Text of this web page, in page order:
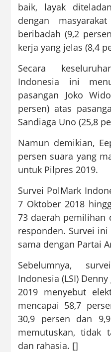
baik, layak
dengan
beribadah (9,2
kerja yang jelas (8,4
Secara
Indonesia ini
pasangan Joko
persen) atas
Sandiaga Uno (25,8
Namun demikian,
persen suara yang
untuk Pilpres 2019.
Survei PolMark
7 Oktober 2018
73 daerah pemilihan
responden. Survei
sama dengan Partai
Sebelumnya,
Indonesia (LSI)
2019 menyebut
mencapai 58,7
30,9 persen dan
memutuskan, tidak
dan rahasia. []